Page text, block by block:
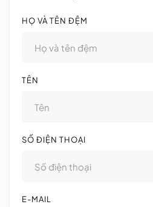
HỌ VÀ TÊN ĐỆM
TÊN
SỐ ĐIỆN THOẠI
E-MAIL